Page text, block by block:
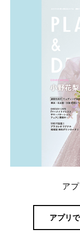
ア
アプリ